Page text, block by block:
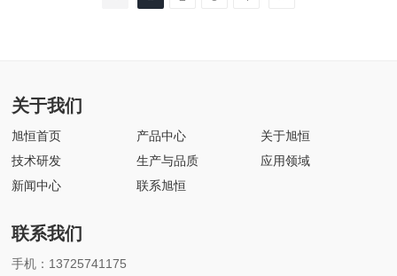
关于我们
旭恒首页 产品中心
关于旭恒
技术研发
生产与品质
应用领域
新闻中心
联系旭恒
联系我们
手机： 13725741175